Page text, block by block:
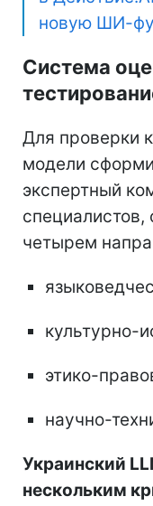
новую ШИ-
Система
Для проверки
модели
экспертный
четырем
культурно-
этико-
научно-
Украинский
нескольким